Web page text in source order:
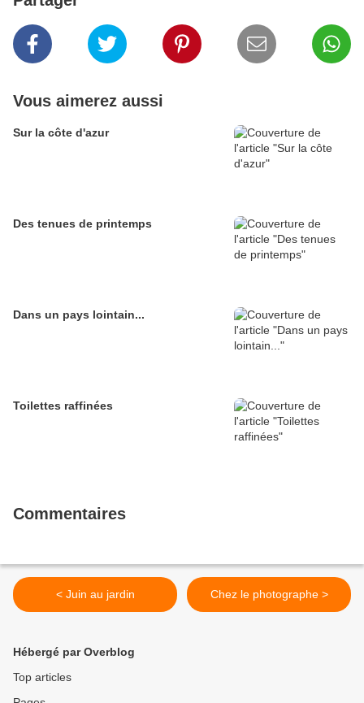
Vous aimerez aussi
Sur la côte d'azur
Des tenues de printemps
Dans un pays lointain...
Toilettes raffinées
Commentaires
< Juin au jardin Chez le photographe >
Hébergé par Overblog
Top articles